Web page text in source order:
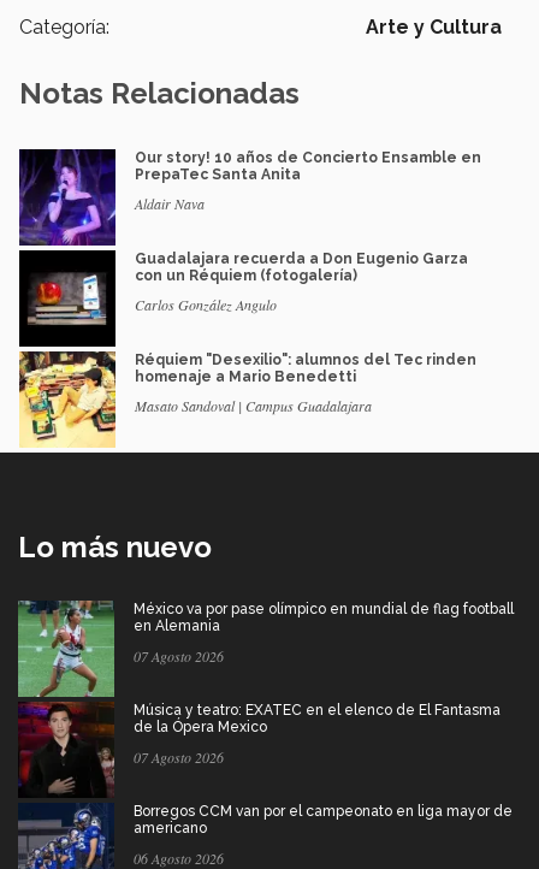
Categoría: Arte y Cultura
Notas Relacionadas
Our story! 10 años de Concierto Ensamble en
PrepaTec Santa Anita
Aldair Nava
Guadalajara recuerda a Don Eugenio Garza
con un Réquiem (fotogalería)
Carlos González Angulo
Réquiem "Desexilio": alumnos del Tec rinden
homenaje a Mario Benedetti
Masato Sandoval | Campus Guadalajara
Lo más nuevo
México va por pase olímpico en mundial de flag football
en Alemania
07 Agosto 2026
Música y teatro: EXATEC en el elenco de El Fantasma
de la Ópera Mexico
07 Agosto 2026
Borregos CCM van por el campeonato en liga mayor de
americano
06 Agosto 2026